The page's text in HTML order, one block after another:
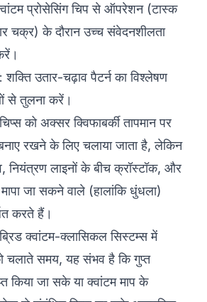
प्रोसेसिंग चिप से ऑपरेशन (टास्क
चक्र) के दौरान उच्च संवेदनशीलता
: शक्ति उतार-चढ़ाव पैटर्न का विश्लेषण
से तुलना करें।
को अक्सर क्विफाबर्की तापमान पर
रखने के लिए चलाया जाता है, लेकिन
नियंत्रण लाइनों के बीच क्रॉस्टॉक, और
जा सकने वाले (हालांकि धुंधला)
करते हैं।
क्वांटम-क्लासिकल सिस्टम्स में
चलाते समय, यह संभव है कि गुप्त
किया जा सके या क्वांटम माप के